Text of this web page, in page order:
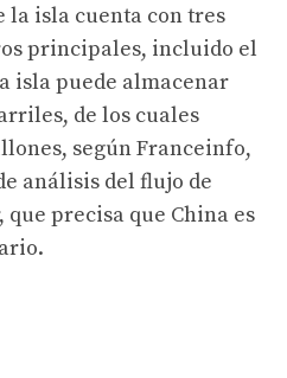
la isla cuenta con tres
principales, incluido el
isla puede almacenar
de los cuales
según Franceinfo,
análisis del flujo de
precisa que China es